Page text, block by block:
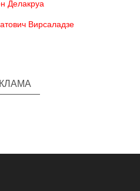
Делакруа
Вирсаладзе